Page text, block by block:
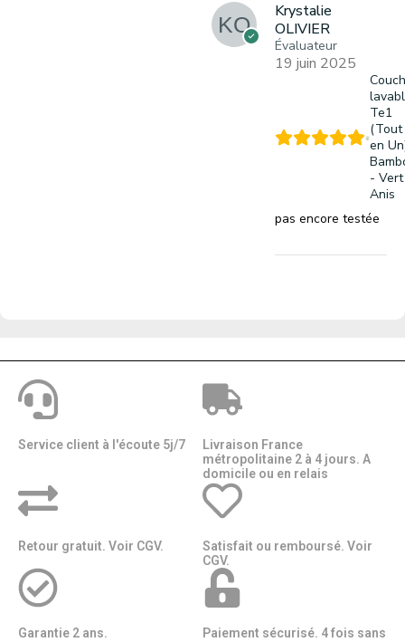
Krystalie
OLIVIER
Évaluateur
19 juin 2025
Te1
(Tout
en
- Vert
Anis
pas encore testée
Service client à l'écoute 5j/7
Livraison France
métropolitaine 2 à 4 jours. A
domicile ou en relais​​
Retour gratuit. Voir CGV.
Satisfait ou remboursé. Voir
CGV.
Garantie 2 ans.
Paiement sécurisé. 4 fois sans